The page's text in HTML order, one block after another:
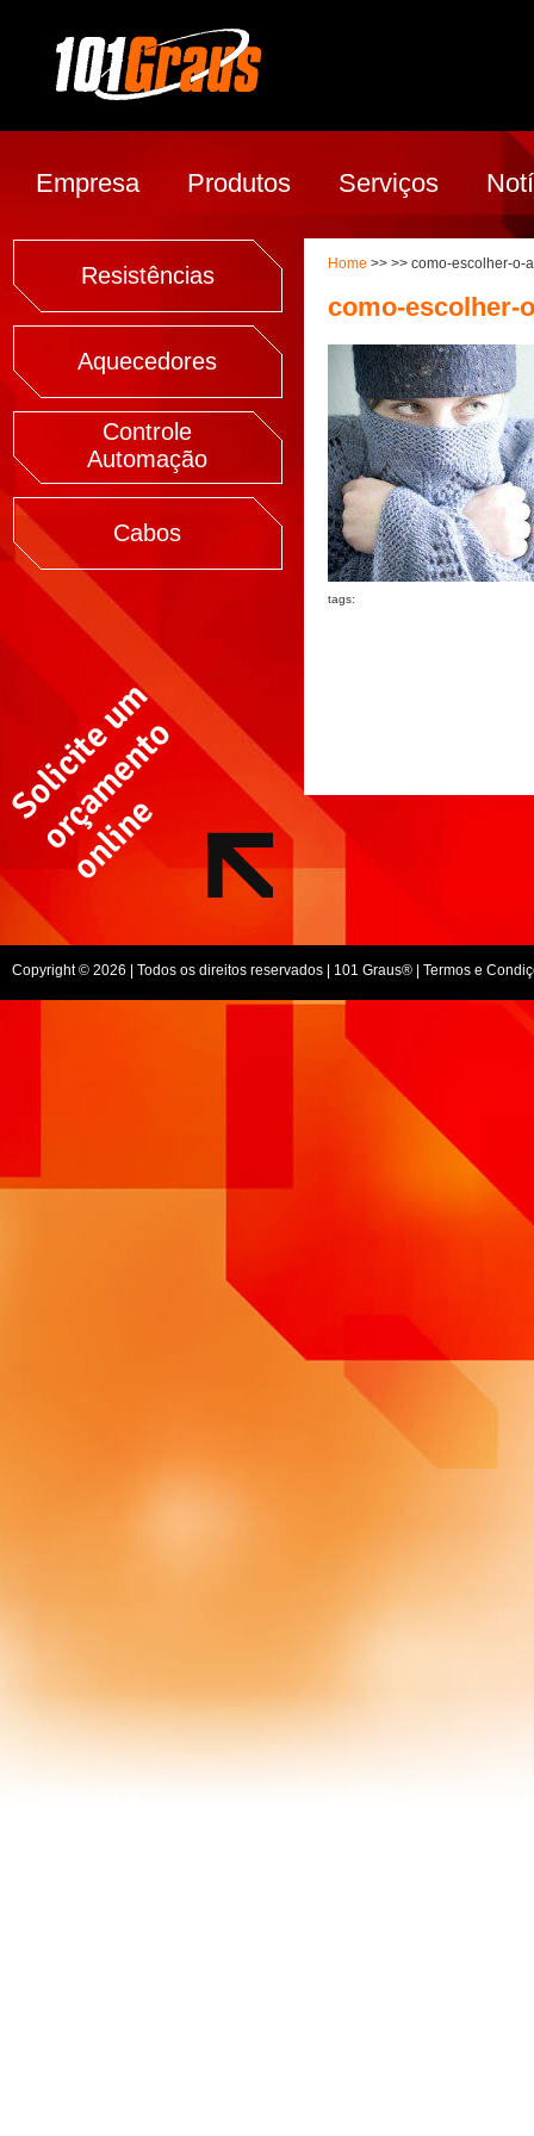
Empresa Produtos Serviços
Resistências
Aquecedores
Controle
Automação
Cabos
Home >> >> como-escolher-o-
como-escolher-
tags:
Copyright © 2026 | Todos os direitos reservados | 101 Graus® | Termos e